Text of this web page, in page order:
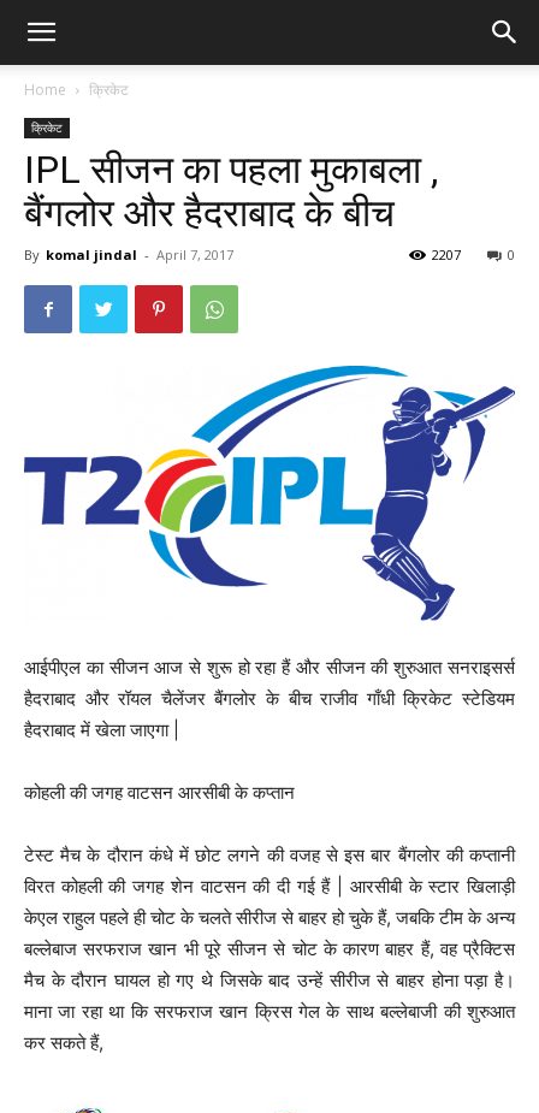
Home क्रिकेट
क्रिकेट
IPL सीजन का पहला मुकाबला ,
बैंगलोर और हैदराबाद के बीच
By komal jindal - April 7, 2017 0
2207
आईपीएल का सीजन आज से शुरू हो रहा हैं और सीजन की शुरुआत सनराइसर्स
हैदराबाद और रॉयल चैलेंजर बैंगलोर के बीच राजीव गाँधी क्रिकेट स्टेडियम
हैदराबाद में खेला जाएगा |
कोहली की जगह वाटसन आरसीबी के कप्तान
टेस्ट मैच के दौरान कंधे में छोट लगने की वजह से इस बार बैंगलोर की कप्तानी
विरत कोहली की जगह शेन वाटसन की दी गई हैं | आरसीबी के स्टार खिलाड़ी
केएल राहुल पहले ही चोट के चलते सीरीज से बाहर हो चुके हैं, जबकि टीम के अन्य
बल्लेबाज सरफराज खान भी पूरे सीजन से चोट के कारण बाहर हैं, वह प्रैक्टिस
मैच के दौरान घायल हो गए थे जिसके बाद उन्हें सीरीज से बाहर होना पड़ा है।
माना जा रहा था कि सरफराज खान क्रिस गेल के साथ बल्लेबाजी की शुरुआत
कर सकते हैं,